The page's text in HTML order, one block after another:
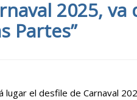
2025, va
Partes”
lugar el desfile de Carnaval